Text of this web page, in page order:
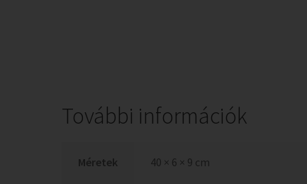
További információk
Méretek 40 × 6 × 9 cm